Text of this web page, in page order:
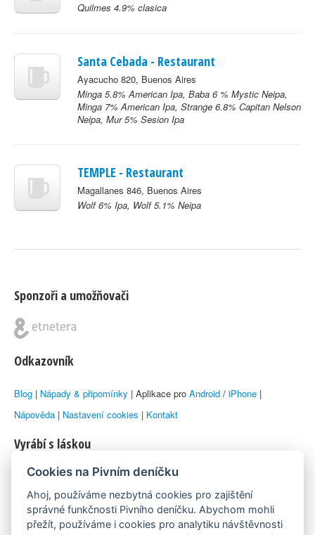
Quilmes 4.9% clasica
Santa Cebada - Restaurant
Ayacucho 820, Buenos Aires
Minga 5.8% American Ipa, Baba 6 % Mystic Neipa,
Minga 7% American Ipa, Strange 6.8% Capitan Nelson
Neipa, Mur 5% Sesion Ipa
TEMPLE - Restaurant
Magallanes 846, Buenos Aires
Wolf 6% Ipa, Wolf 5.1% Neipa
Sponzoři a umožňovači
Odkazovník
Blog | Nápady & připomínky | Aplikace pro Android / iPhone |
Nápověda | Nastavení cookies | Kontakt
Vyrábí s láskou
© 2010–2026 byLukáš Zemanaka Emka
Máme rádi
Cookies na Pivním deníčku
Ahoj, používáme nezbytná cookies pro zajištění
správné funkčnosti Pivního deníčku. Abychom mohli
přežít, používáme i cookies pro analytiku návštěvnosti